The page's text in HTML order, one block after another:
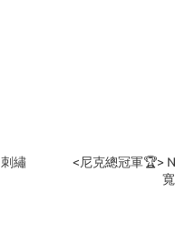
繡
<尼克總冠軍🏆>